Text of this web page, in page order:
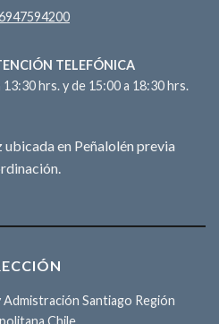
TELEFÓNICA
hrs. y de 15:00 a 18:30 hrs.
en Peñalolén previa
Admistración Santiago Región